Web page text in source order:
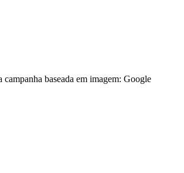
baseada em imagem: Google